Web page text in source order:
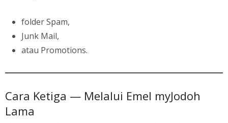
folder Spam,
Junk Mail,
atau Promotions.
Cara Ketiga — Melalui Emel myJodoh
Lama